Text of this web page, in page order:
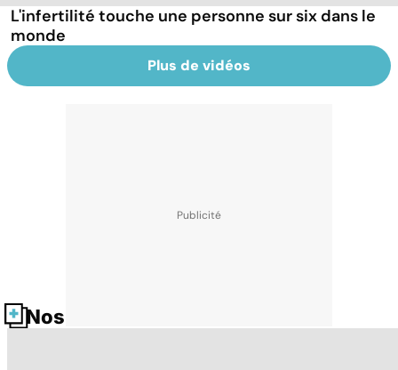
L'infertilité touche une personne sur six dans le
monde
Plus de vidéos
Nos fiches santé